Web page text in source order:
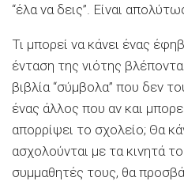
“έλα να δεις”. Είναι
Τι μπορεί να κάνει ένας
ένταση της νιότης
βιβλία “σύμβολα” που δεν
ένας άλλος που αν και
απορρίψει το σχολείο; Θα
ασχολούνται με τα κινητά
συμμαθητές τους, θα